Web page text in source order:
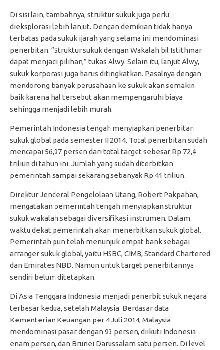
Di sisi lain, tambahnya, struktur sukuk juga perlu
dieksplorasi lebih lanjut. Dengan demikian tidak hanya
terbatas pada sukuk ijarah yang selama ini mendominasi
penerbitan. “Struktur sukuk dengan Wakalah bil Istithmar
dapat menjadi pilihan,” tukas Alwy. Selain itu, lanjut Alwy,
sukuk korporasi juga harus ditingkatkan. Pasalnya dengan
mendorong banyak perusahaan ke sukuk akan semakin
baik karena hal tersebut akan mempengaruhi biaya
sehingga menjadi lebih murah.
Pemerintah Indonesia tengah menyiapkan penerbitan
sukuk global pada semester II 2014. Total penerbitan sudah
mencapai 56,97 persen dari total target sebesar Rp 72,4
triliun di tahun ini. Jumlah yang sudah diterbitkan
pemerintah sampai sekarang sebanyak Rp 41 triliun.
Direktur Jenderal Pengelolaan Utang, Robert Pakpahan,
mengatakan pemerintah tengah menyiapkan struktur
sukuk wakalah sebagai diversifikasi instrumen. Dalam
waktu dekat pemerintah akan menerbitkan sukuk global.
Pemerintah pun telah menunjuk empat bank sebagai
arranger sukuk global, yaitu HSBC, CIMB, Standard Chartered
dan Emirates NBD. Namun untuk target penerbitannya
sendiri belum ditetapkan.
Di Asia Tenggara Indonesia menjadi penerbit sukuk negara
terbesar kedua, setelah Malaysia. Berdasar data
Kementerian Keuangan per 4 Juli 2014, Malaysia
mendominasi pasar dengan 93 persen, diikuti Indonesia
enam persen, dan Brunei Darussalam satu persen. Di level